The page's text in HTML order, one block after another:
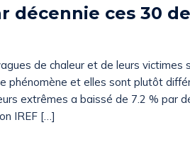
décennie ces 30
de chaleur et de leurs victimes
phénomène et elles sont plutôt
extrêmes a baissé de 7.2 % par
IREF […]